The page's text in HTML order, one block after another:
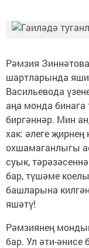
Рәмзия
шартларында
Васильевода
аңа монда
биргәннәр. Мин
хак: әлеге
охшамаганлыгы
суык,
бар, түшәме
башларына
яшәтү!
Рәмзиянең
бар. Ул әти-